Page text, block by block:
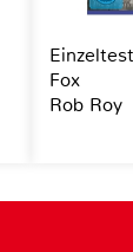
Einzeltest
Fox
Rob Roy